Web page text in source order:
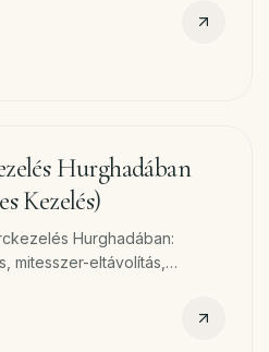
Hurghadában
Kezelés)
Hurghadában:
mitesszer-eltávolítás,